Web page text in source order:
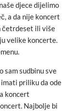
djece dijelimo
a da nije koncert
četrdeset ili više
velike koncerte.
sam sudbinu sve
priliku da ode
koncert
Najbolje bi